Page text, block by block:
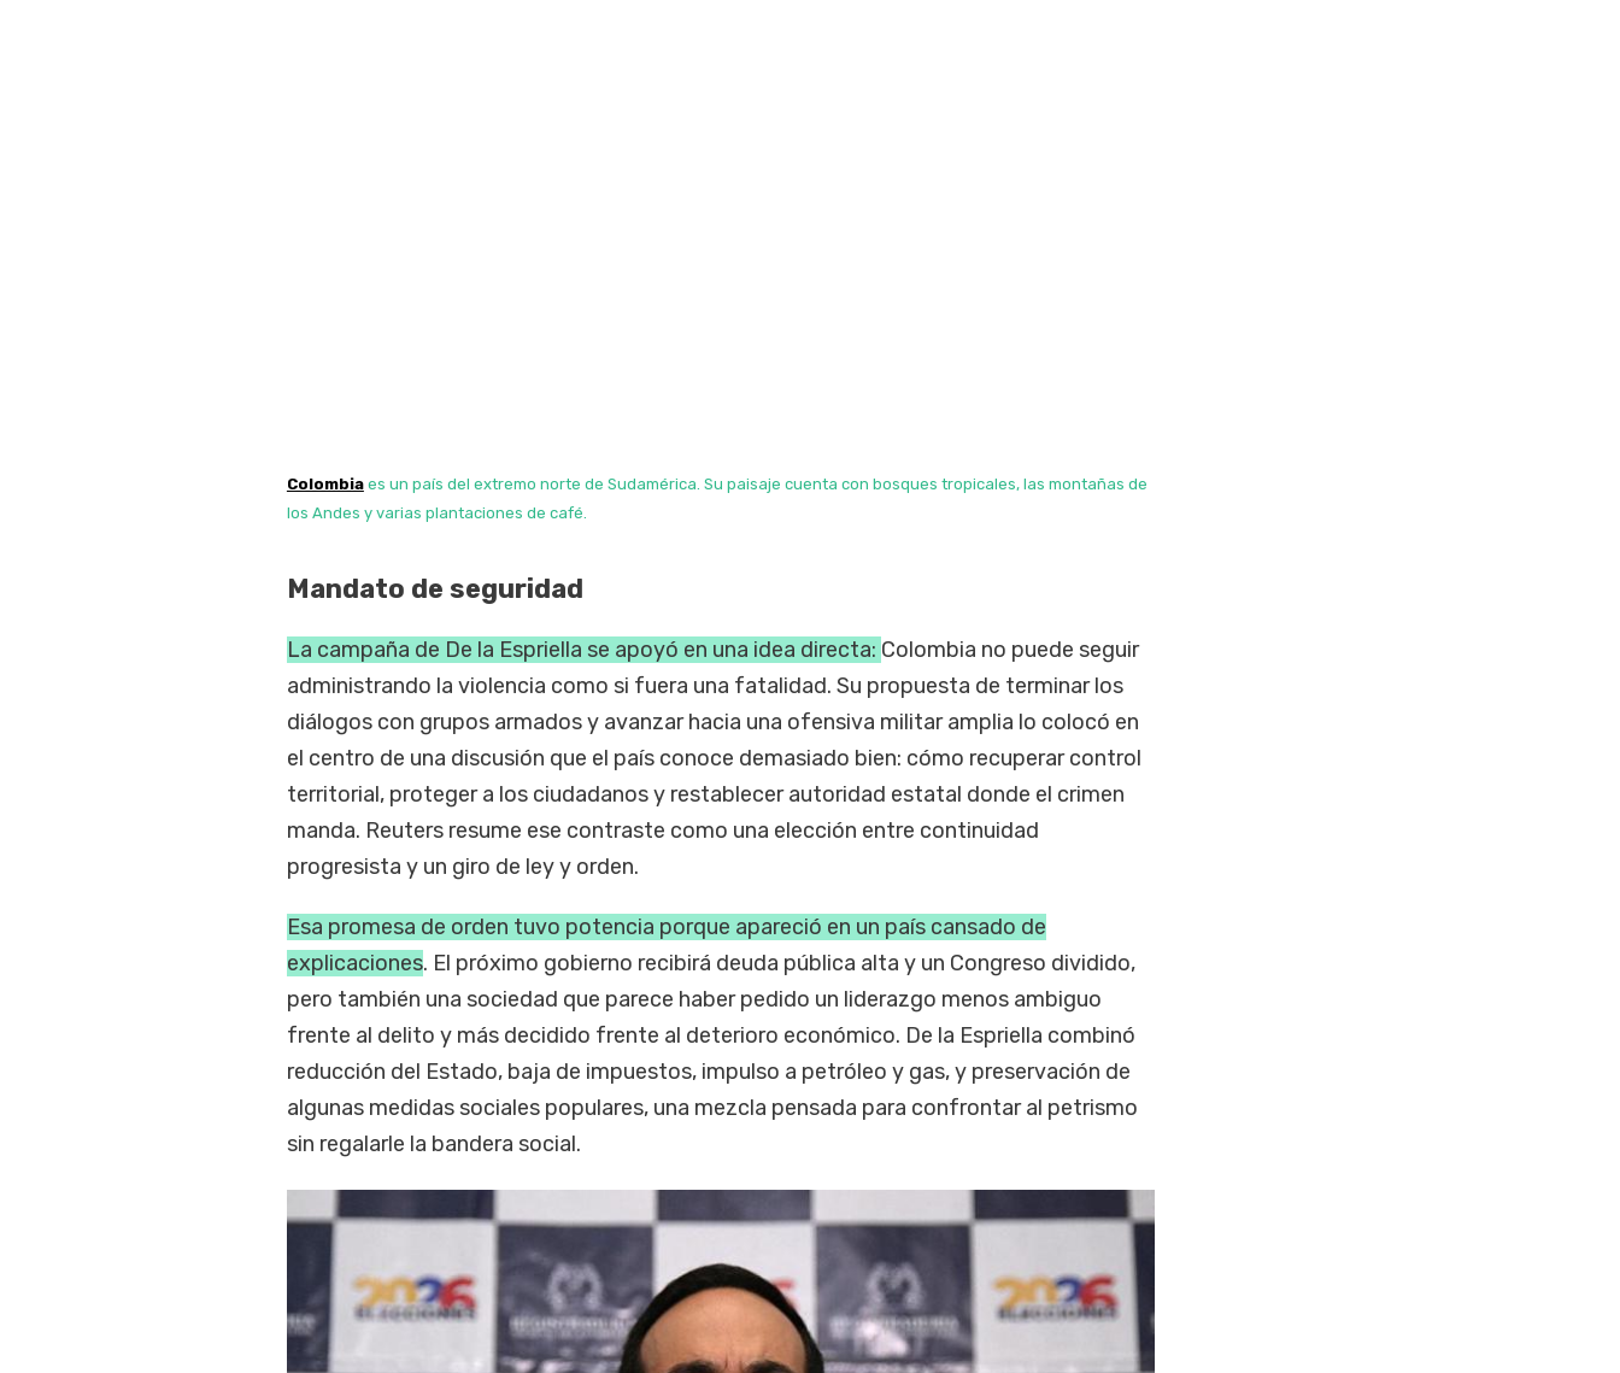
Colombiaes un país del extremo norte de Sudamérica. Su paisaje cuenta con bosques tropicales, las montañas de
los Andes y varias plantaciones de café.
Mandato de seguridad
La campaña de De la Espriella se apoyó en una idea directa: Colombia no puede seguir
administrando la violencia como si fuera una fatalidad. Su propuesta de terminar los
diálogos con grupos armados y avanzar hacia una ofensiva militar amplia lo colocó en
el centro de una discusión que el país conoce demasiado bien: cómo recuperar control
territorial, proteger a los ciudadanos y restablecer autoridad estatal donde el crimen
manda. Reuters resume ese contraste como una elección entre continuidad
progresista y un giro de ley y orden.
Esa promesa de orden tuvo potencia porque apareció en un país cansado de
explicaciones. El próximo gobierno recibirá deuda pública alta y un Congreso dividido,
pero también una sociedad que parece haber pedido un liderazgo menos ambiguo
frente al delito y más decidido frente al deterioro económico. De la Espriella combinó
reducción del Estado, baja de impuestos, impulso a petróleo y gas, y preservación de
algunas medidas sociales populares, una mezcla pensada para confrontar al petrismo
sin regalarle la bandera social.